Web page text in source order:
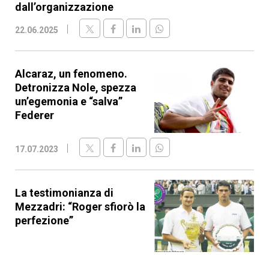
dall’organizzazione
22.06.2025
Alcaraz, un fenomeno.
Detronizza Nole, spezza
un’egemonia e “salva”
Federer
17.07.2023
La testimonianza di
Mezzadri: “Roger sfiorò la
perfezione”